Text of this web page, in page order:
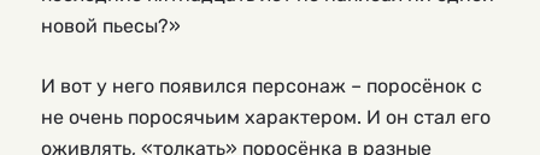
новой пьесы?»
И вот у него появился персонаж – поросёнок с
не очень поросячьим характером. И он стал его
оживлять, «толкать» поросёнка в разные